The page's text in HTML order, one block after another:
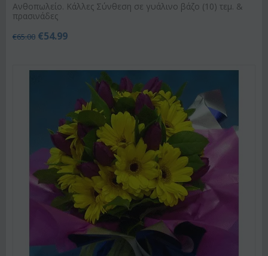
Ανθοπωλείο. Κάλλες Σύνθεση σε γυάλινο βάζο (10) τεμ. &
πρασινάδες
€65.00 €54.99